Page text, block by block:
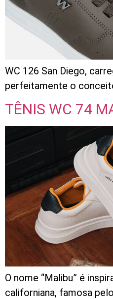
WC 126 San Diego,
perfeitamente o
TÊNIS WC 74
O nome “Malibu” é
californiana, famosa